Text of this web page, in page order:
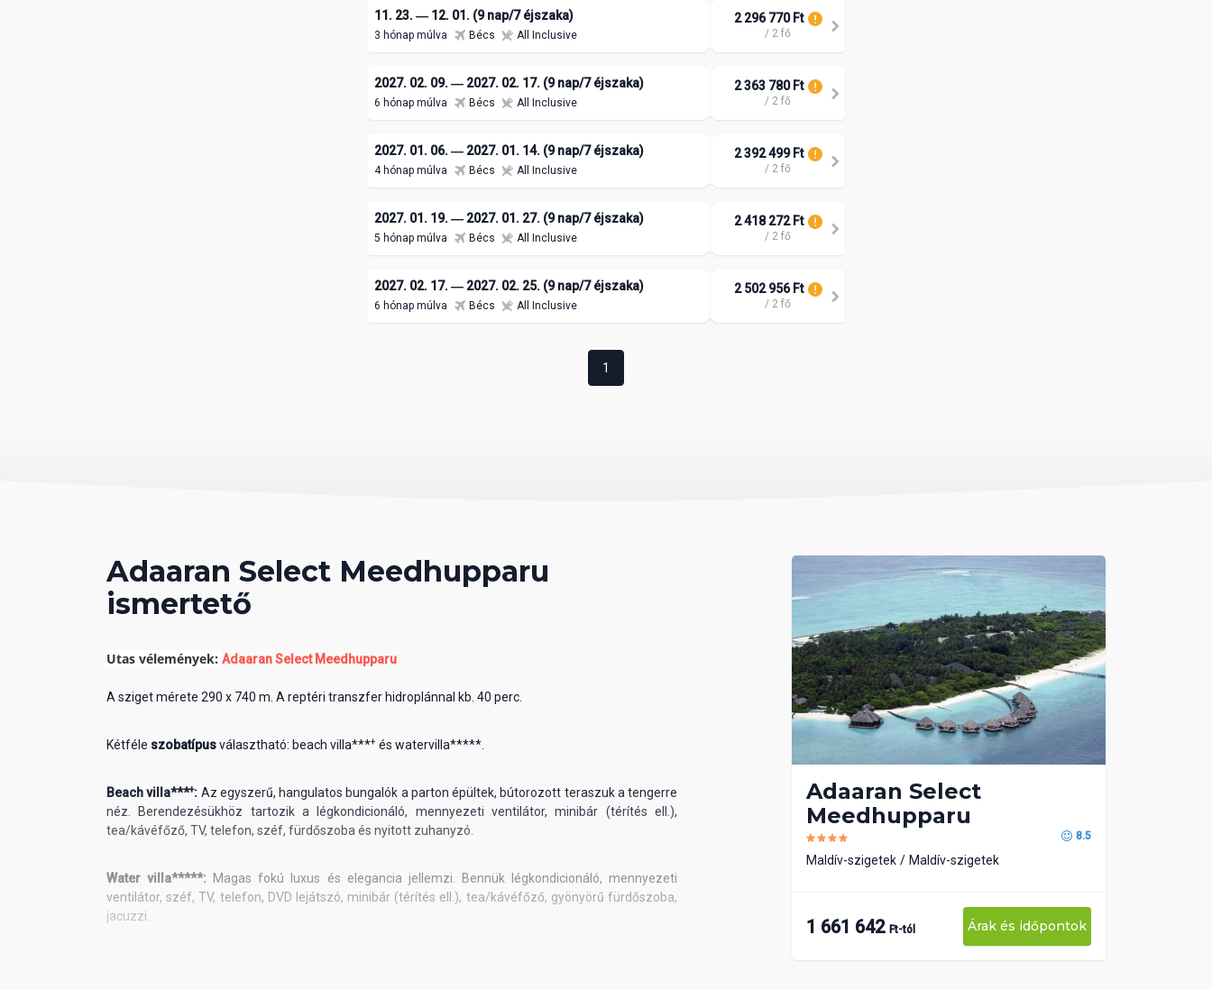
11. 23. ― 12. 01. (9 nap/7 éjszaka)
3 hónap múlva Bécs All Inclusive
2 296 770 Ft
/ 2 fő
2027. 02. 09. ― 2027. 02. 17. (9 nap/7 éjszaka)
6 hónap múlva Bécs All Inclusive
2 363 780 Ft
/ 2 fő
2027. 01. 06. ― 2027. 01. 14. (9 nap/7 éjszaka)
4 hónap múlva Bécs All Inclusive
2 392 499 Ft
/ 2 fő
2027. 01. 19. ― 2027. 01. 27. (9 nap/7 éjszaka)
5 hónap múlva Bécs All Inclusive
2 418 272 Ft
/ 2 fő
2027. 02. 17. ― 2027. 02. 25. (9 nap/7 éjszaka)
6 hónap múlva Bécs All Inclusive
2 502 956 Ft
/ 2 fő
1
Adaaran Select Meedhupparu
ismertető
Utas vélemények: Adaaran Select Meedhupparu
A sziget mérete 290 x 740 m. A reptéri transzfer hidroplánnal kb. 40 perc.
Kétféle szobatípusválasztható: beach villa***+ és watervilla*****.
Beach villa***+: Az egyszerű, hangulatos bungalók a parton épültek, bútorozott teraszuk a tengerre
néz. Berendezésükhöz tartozik a légkondicionáló, mennyezeti ventilátor, minibár (térítés ell.),
tea/kávéfőző, TV, telefon, széf, fürdőszoba és nyitott zuhanyzó.
Water villa*****: Magas fokú luxus és elegancia jellemzi. Bennük légkondicionáló, mennyezeti
ventilátor, széf, TV, telefon, DVD lejátszó, minibár (térítés ell.), tea/kávéfőző, gyönyörű fürdőszoba,
jacuzzi.
Adaaran Select
Meedhupparu
8.5
Maldív-szigetek Maldív-szigetek
1 661 642 Ft-tól Árak és időpontok